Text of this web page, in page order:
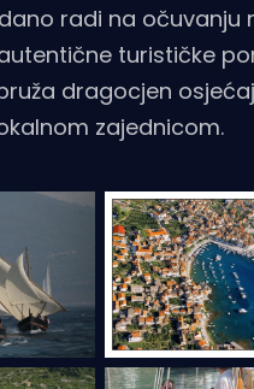
radi na očuvanju
turističke
dragocjen osjećaj
zajednicom.